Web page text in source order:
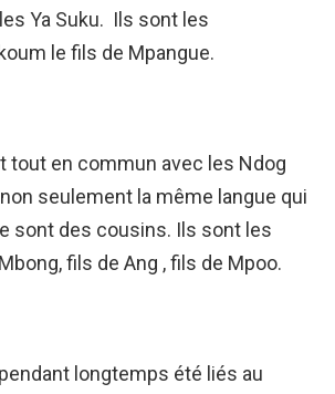
Ya Suku. Ils sont les
le fils de Mpangue.
tout en commun avec les Ndog
seulement la même langue qui
sont des cousins. Ils sont les
fils de Ang , fils de Mpoo.
longtemps été liés au